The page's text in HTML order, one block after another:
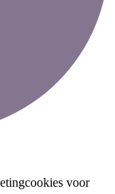
voor